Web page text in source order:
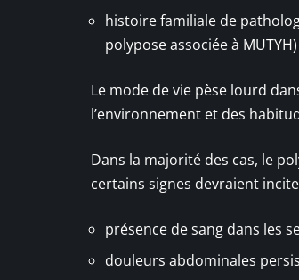
histoire familiale de
polypose associée à MUTYH)
Le mode de vie pèse lourd
l’environnement et des
Dans la majorité des cas, le
certains signes devraient
présence de sang dans les
douleurs abdominales